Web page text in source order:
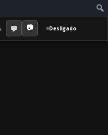
aula semanal + grupo
Desligado